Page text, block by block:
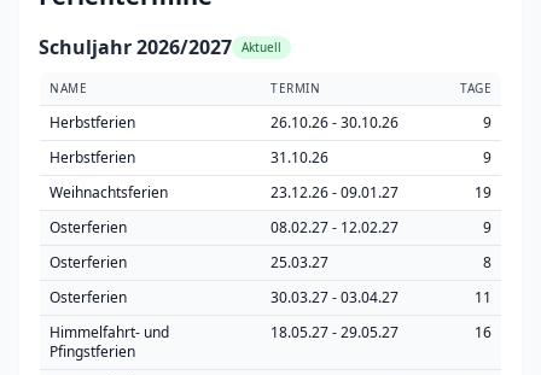
Schuljahr 2026/2027 Aktuell
NAME TERMIN TAGE
Herbstferien 26.10.26 - 30.10.26
9
Herbstferien
31.10.26
9
Weihnachtsferien
23.12.26 - 09.01.27
19
Osterferien
08.02.27 - 12.02.27
9
Osterferien
25.03.27
8
Osterferien
30.03.27 - 03.04.27
11
Himmelfahrt- und
Pfingstferien
18.05.27 - 29.05.27 16